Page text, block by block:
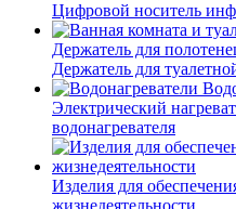
Цифровой носитель
Держатель для
Держатель для
Электрический
водонагревателя
Изделия для
жизнедеятельности